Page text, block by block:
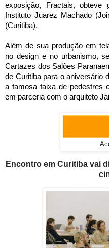
exposição, Fractais, obteve
Instituto Juarez Machado
(Curitiba).
Além de sua produção em
no design e no urbanismo,
Cartazes dos Salões
de Curitiba para o aniversário
a famosa faixa de pedestres
em parceria com o arquiteto
Encontro em Curitiba vai